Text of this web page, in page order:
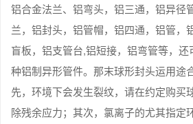
铝合金法兰、铝弯头，铝三通，铝异径
兰，铝封头，铝管帽，铝四通，铝管，
盲板，铝支管台,铝短接，铝弯管等，
种铝制异形管件。那末球形封头运用途
先，环境下会发生裂纹，请在约定购买
除残余应力；其次，氯离子的尤其指定